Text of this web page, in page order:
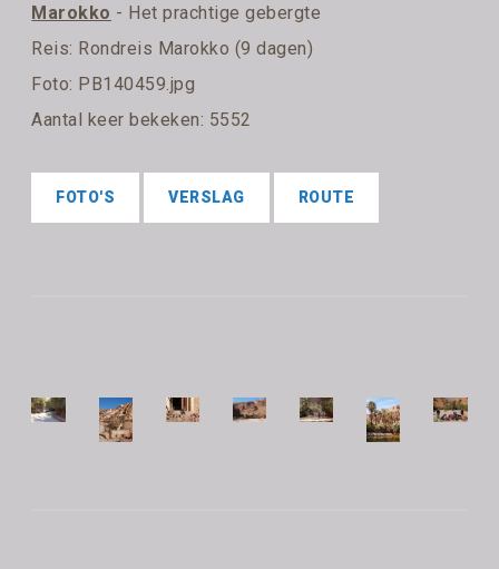
Marokko - Het prachtige gebergte
Reis: Rondreis Marokko (9 dagen)
Foto: PB140459.jpg
Aantal keer bekeken: 5552
FOTO'S VERSLAG ROUTE